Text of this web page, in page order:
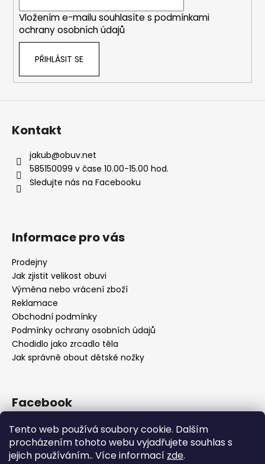
Tento web používá soubory cookie. Dalším
procházením tohoto webu vyjadřujete souhlas s
jejich používáním.. Více informací zde.
Vložením e-mailu souhlasíte s podmínkami
ochrany osobních údajů
PŘIHLÁSIT SE
Kontakt
jakub@obuv.net
585150099 v čase 10.00-15.00 hod.
Sledujte nás na Facebooku
Informace pro vás
Prodejny
Jak zjistit velikost obuvi
Výměna nebo vrácení zboží
Reklamace
Obchodní podmínky
Podmínky ochrany osobních údajů
Chodidlo jako zrcadlo těla
Jak správně obout dětské nožky
Facebook